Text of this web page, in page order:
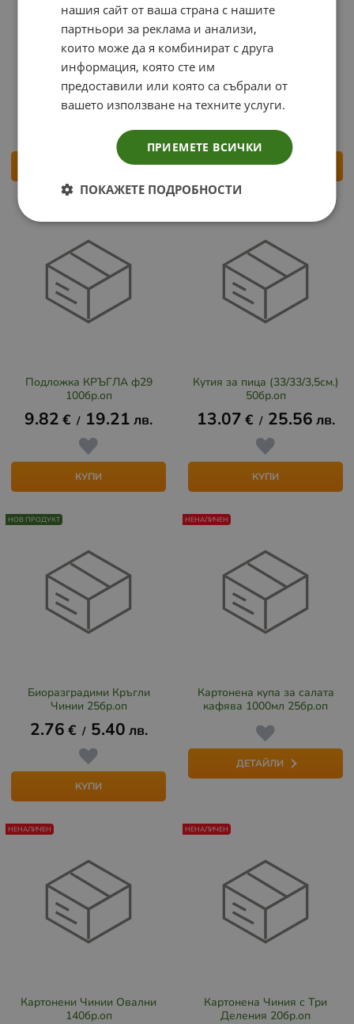
Кутия за пица (28/28/3см.)
50бр.оп
12.78€ / 25.00лв.
БИО Кутия FHB 10-36D
50бр.стек
8.95€ / 17.50
КУПИ
Подложка КРЪГЛА ф29
100бр.оп
9.82 € / 19.21 лв.
КУПИ
Кутия за пица (33/33/3,5см.)
50бр.оп
13.07 € / 25.56 лв.
КУПИ
Биоразградими Кръгли
Чинии 25бр.оп
2.76 € / 5.40 лв.
КУПИ
НОВ ПРОДУКТ
Картонена купа за салата
кафява 1000мл 25бр.оп
ДЕТАЙЛИ
НЕНАЛИЧЕН
Картонени Чинии Овални
140бр.оп
НЕНАЛИЧЕН
Картонена Чиния с Три
Деления 20бр.оп
НЕНАЛИЧЕН
нашия сайт от ваша страна с нашите
партньори за реклама и анализи,
които може да я комбинират с друга
информация, която сте им
предоставили или която са събрали от
вашето използване на техните услуги.
ПРИЕМЕТЕ ВСИЧКИ
ПОКАЖЕТЕ ПОДРОБНОСТИ